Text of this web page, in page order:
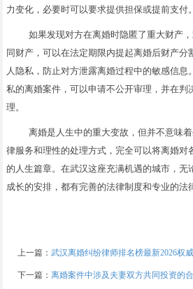
力变化，必要时可以要求提供担保或提前支付。
如果发现对方在离婚时隐匿了重大财产
同财产，可以在法定期限内提起离婚后财产分
人隐私，防止对方泄露离婚过程中的敏感信息
私的离婚案件，可以申请不公开审理，并在判
理。
离婚是人生中的重大变故，但并不意味
律服务和理性的处理方式，完全可以将离婚对
的人生篇章。在武汉这座充满机遇的城市，无
成长的安排，都有完善的法律制度和专业的法
上一篇： 武汉离婚纠纷律师排名榜最新2026权
下一篇： 离婚案件中涉及夫妻双方共同投资的